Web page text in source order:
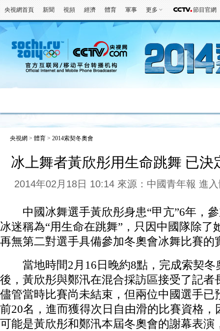
央視網首頁 新聞 視頻 經濟 體育 軍事 更多 節目官網
央視網 > 體育 > 2014索契冬奧會
冰上舞者黃欣彤用生命跳舞 已決
2014年02月18日 10:14 來源：中國青年報 進
中國冰舞選手黃欣彤身患“甲亢”6年，參
冰迷稱為“用生命在跳舞”，只因中國隊除了
再無第二對選手具備參加冬奧會冰舞比賽的
當地時間2月16日晚約8點，完成索契冬
後，黃欣彤與鄭汛在混合採訪區接受了記者
儘管當時比賽尚未結束，但兩位中國選手已
前20名，進而獲得次日自由滑的比賽資格，
可能是黃欣彤和鄭汛本屆冬奧會的謝幕表演